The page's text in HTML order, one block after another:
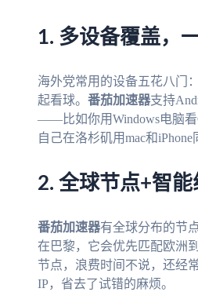
1. 多设备覆盖，
海外党常用的设备五花八门
起看球。 番茄加速器支持
——比如你用Windows电脑
自己在洛杉矶用mac和
2. 全球节点+智
番茄加速器有全球分布的节
在巴黎，它会优先匹配欧洲
节点，浪费时间不说，还经
IP，省去了试错的麻烦。